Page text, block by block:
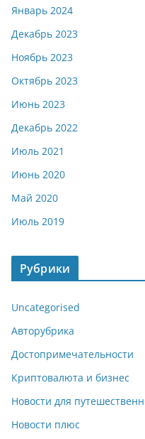
Январь 2024
Декабрь 2023
Ноябрь 2023
Октябрь 2023
Июнь 2023
Декабрь 2022
Июль 2021
Июнь 2020
Май 2020
Июль 2019
Рубрики
Uncategorised
Авторубрика
Достопримечательности
Криптовалюта и бизнес
Новости для
Новости плюс